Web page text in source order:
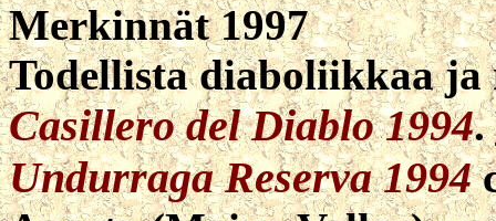
Merkinnät 1997
Todellista diaboliikkaa ja
Casillero del Diablo 1994.
Undurraga Reserva 1994